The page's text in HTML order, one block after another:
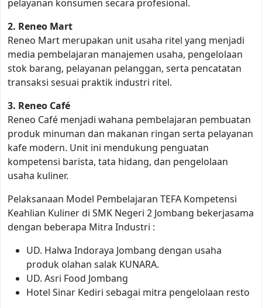
pelayanan konsumen secara profesional.
2. Reneo Mart
Reneo Mart merupakan unit usaha ritel yang menjadi
media pembelajaran manajemen usaha, pengelolaan
stok barang, pelayanan pelanggan, serta pencatatan
transaksi sesuai praktik industri ritel.
3. Reneo Café
Reneo Café menjadi wahana pembelajaran pembuatan
produk minuman dan makanan ringan serta pelayanan
kafe modern. Unit ini mendukung penguatan
kompetensi barista, tata hidang, dan pengelolaan
usaha kuliner.
Pelaksanaan Model Pembelajaran TEFA Kompetensi
Keahlian Kuliner di SMK Negeri 2 Jombang bekerjasama
dengan beberapa Mitra Industri :
UD. Halwa Indoraya Jombang dengan usaha
produk olahan salak KUNARA.
UD. Asri Food Jombang
Hotel Sinar Kediri sebagai mitra pengelolaan resto